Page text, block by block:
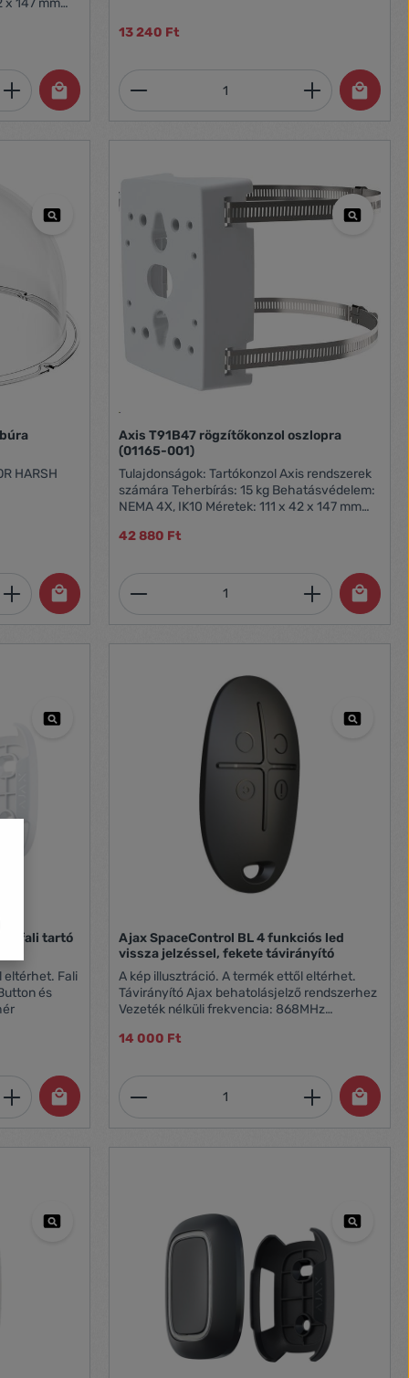
vagy használja a gombokat a
x 147 mm
Adja meg a kívánt mennyiséget, vagy
13 240 Ft
Termékmennyiség: Adja
vagy használja a gombokat a
HARSH
Adja meg a kívánt mennyiséget, vagy
Axis T91B47 rögzítőkonzol oszlopra
(01165-001)
Tulajdonságok: Tartókonzol Axis rendszerek
számára Teherbírás: 15 kg Behatásvédelem:
NEMA 4X, IK10 Méretek: 111 x 42 x 147 mm
42 880 Ft
Termékmennyiség: Adja
vagy használja a gombokat a
fali tartó
Fali
tartó Fehér
Adja meg a kívánt mennyiséget, vagy
Ajax SpaceControl BL 4 funkciós led
vissza jelzéssel, fekete távirányító
A kép illusztráció. A termék ettől eltérhet.
Távirányító Ajax behatolásjelző rendszerhez
Vezeték nélküli frekvencia: 868MHz
Különálló riasztógombok száma: 4 Vezeték
Akkumulátor: CR2032 Szín: Fekete Az Ajax
HUB-ra csatlakozva üzemel, önállóan nem
14 000 Ft
Termékmennyiség: Adja